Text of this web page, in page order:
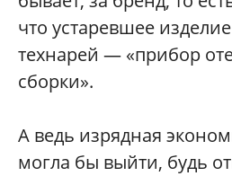
что устаревшее
технарей — «прибор
сборки».
А ведь изрядная
могла бы выйти, будь